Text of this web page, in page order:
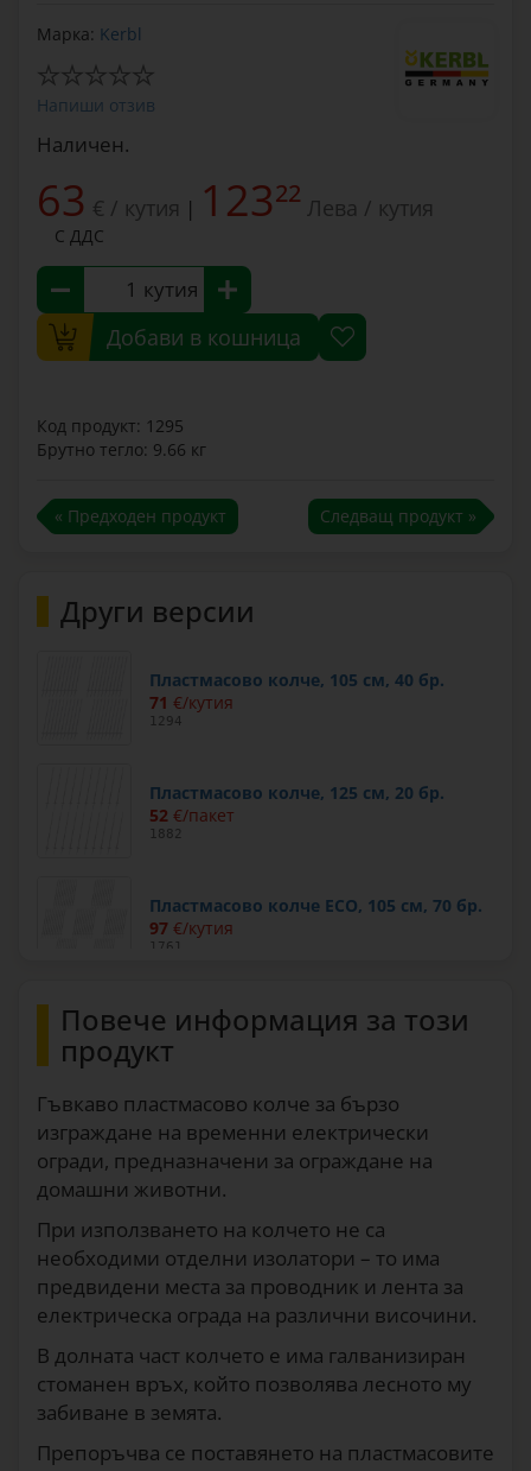
Марка: Kerbl
Напиши отзив
Наличен.
63 € / кутия | 12322 Лева / кутия
С ДДС
кутия
Добави в кошница
Код продукт: 1295
Брутно тегло: 9.66 кг
« Предходен продукт Следващ продукт »
Други версии
Пластмасово колче, 105 см, 40 бр.
71 €/кутия
1294
Пластмасово колче, 125 см, 20 бр.
52 €/пакет
1882
Пластмасово колче ECO, 105 см, 70 бр.
97 €/кутия
1761
Повече информация за този
продукт
Гъвкаво пластмасово колче за бързо
изграждане на временни електрически
огради, предназначени за ограждане на
домашни животни.
При използването на колчето не са
необходими отделни изолатори – то има
предвидени места за проводник и лента за
електрическа ограда на различни височини.
В долната част колчето е има галванизиран
стоманен връх, който позволява лесното му
забиване в земята.
Препоръчва се поставянето на пластмасовите